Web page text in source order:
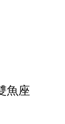
魚座